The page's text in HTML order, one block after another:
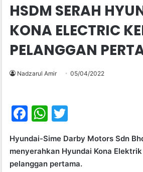
HSDM SERAH
KONA ELECTRIC
PELANGGAN
Nadzarul Amir 05/04/2022
F
c
e
W
at
s
itt
er
Hyundai-Sime Darby Motors Sdn
menyerahkan Hyundai Kona
pelanggan pertama.